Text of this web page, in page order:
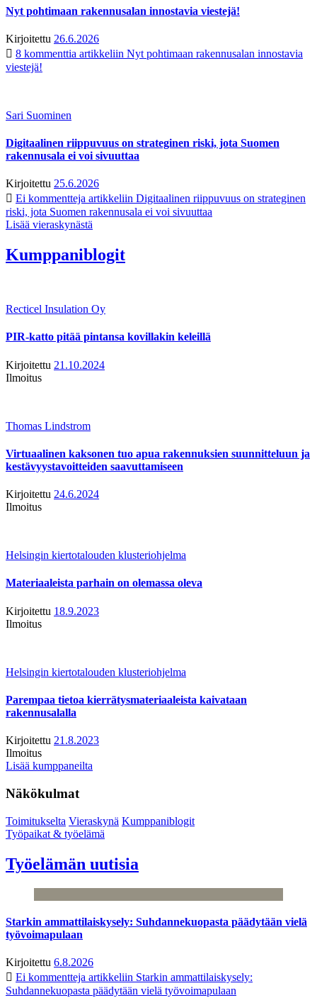
Nyt pohtimaan rakennusalan innostavia viestejä!
Kirjoitettu 26.6.2026
8 kommenttia artikkeliin Nyt pohtimaan rakennusalan innostavia
viestejä!
Sari Suominen
Digitaalinen riippuvuus on strateginen riski, jota Suomen
rakennusala ei voi sivuuttaa
Kirjoitettu 25.6.2026
Ei kommentteja artikkeliin Digitaalinen riippuvuus on strateginen
riski, jota Suomen rakennusala ei voi sivuuttaa
Lisää vieraskynästä
Kumppaniblogit
Recticel Insulation Oy
PIR-katto pitää pintansa kovillakin keleillä
Kirjoitettu 21.10.2024
Ilmoitus
Thomas Lindstrom
Virtuaalinen kaksonen tuo apua rakennuksien suunnitteluun ja
kestävyystavoitteiden saavuttamiseen
Kirjoitettu 24.6.2024
Ilmoitus
Helsingin kiertotalouden klusteriohjelma
Materiaaleista parhain on olemassa oleva
Kirjoitettu 18.9.2023
Ilmoitus
Helsingin kiertotalouden klusteriohjelma
Parempaa tietoa kierrätysmateriaaleista kaivataan
rakennusalalla
Kirjoitettu 21.8.2023
Ilmoitus
Lisää kumppaneilta
Näkökulmat
Toimitukselta Vieraskynä Kumppaniblogit
Työpaikat & työelämä
Työelämän uutisia
Starkin ammattilaiskysely: Suhdannekuopasta päädytään vielä
työvoimapulaan
Kirjoitettu 6.8.2026
Ei kommentteja artikkeliin Starkin ammattilaiskysely:
Suhdannekuopasta päädytään vielä työvoimapulaan